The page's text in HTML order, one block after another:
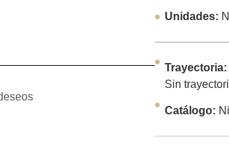
Unidades:
Trayectoria:
Sin
Catálogo: